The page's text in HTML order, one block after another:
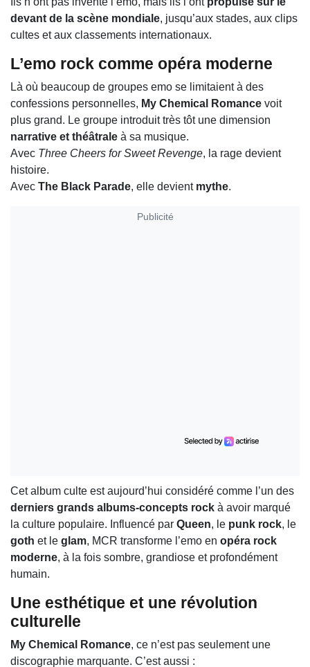
devant de la scène mondiale, jusqu’aux stades, aux clips
cultes et aux classements internationaux.
L’emo rock comme opéra moderne
Là où beaucoup de groupes emo se limitaient à des
confessions personnelles, My Chemical Romance voit
plus grand. Le groupe introduit très tôt une dimension
narrative et théâtrale à sa musique.
Avec Three Cheers for Sweet Revenge, la rage devient
histoire.
Avec The Black Parade, elle devient mythe.
Publicité
Cet album culte est aujourd’hui considéré comme l’un des
derniers grands albums-concepts rock à avoir marqué
la culture populaire. Influencé par Queen, le punk rock, le
goth et le glam, MCR transforme l’emo en opéra rock
moderne, à la fois sombre, grandiose et profondément
humain.
Une esthétique et une révolution
culturelle
My Chemical Romance, ce n’est pas seulement une
discographie marquante. C’est aussi :